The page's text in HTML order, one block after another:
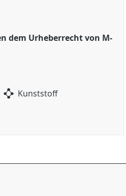
dem Urheberrecht von M-
Kunststoff